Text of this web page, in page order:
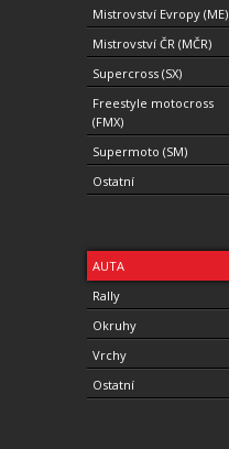
Mistrovství Evropy (ME)
Mistrovství ČR (MČR)
Supercross (SX)
Freestyle motocross
(FMX)
Supermoto (SM)
Ostatní
AUTA
Rally
Okruhy
Vrchy
Ostatní